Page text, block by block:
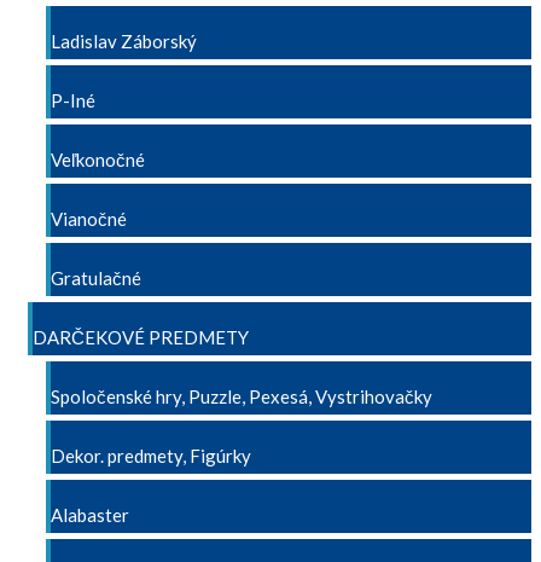
Ladislav Záborský
P-Iné
Veľkonočné
Vianočné
Gratulačné
DARČEKOVÉ PREDMETY
Spoločenské hry, Puzzle, Pexesá, Vystrihovačky
Dekor. predmety, Figúrky
Alabaster